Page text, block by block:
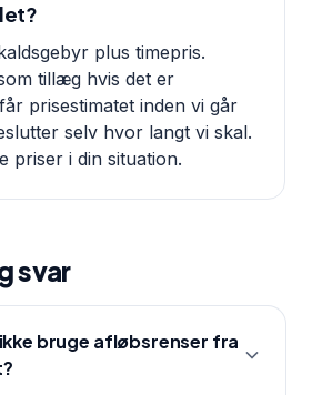
plus timepris.
tillæg hvis det er
prisestimatet inden vi går
selv hvor langt vi skal.
priser i din situation.
svar
bruge afløbsrenser fra